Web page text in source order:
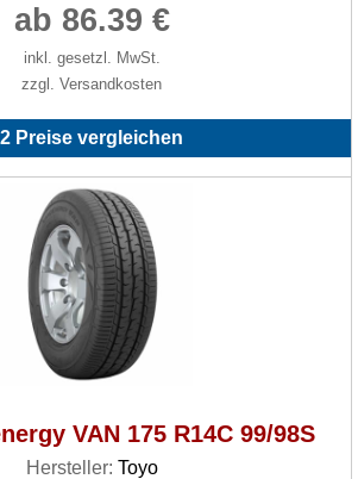
ab 86.39 €
inkl. gesetzl. MwSt.
zzgl. Versandkosten
2 Preise vergleichen
VAN 175 R14C 99/98S
Hersteller: Toyo